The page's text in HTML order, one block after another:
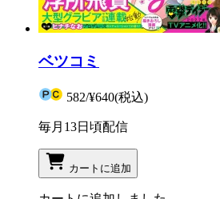
ベツコミ
582/¥640(税込)
毎月13日頃配信
カートに追加